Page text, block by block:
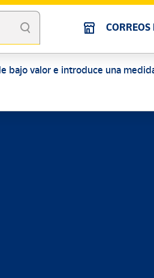
bajo valor e introduce una